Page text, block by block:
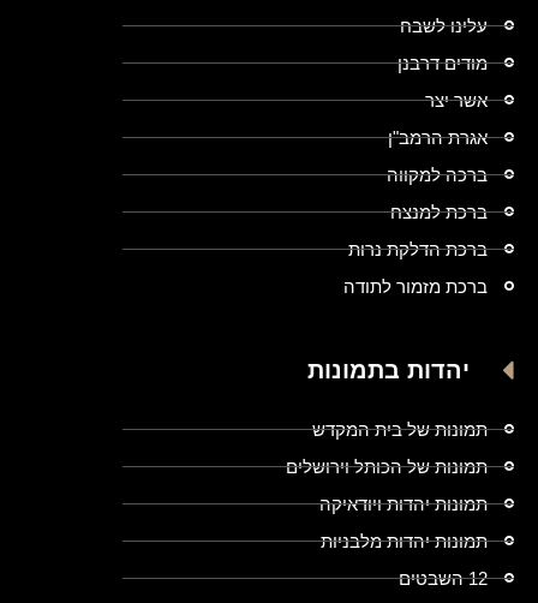
עלינו לשבח
מודים דרבנן
אשר יצר
אגרת הרמב"ן
ברכה למקווה
ברכת למנצח
ברכת הדלקת נרות
ברכת מזמור לתודה
יהדות בתמונות
תמונות של בית המקדש
תמונות של הכותל וירושלים
תמונות יהדות ויודאיקה
תמונות יהדות מלבניות
12 השבטים